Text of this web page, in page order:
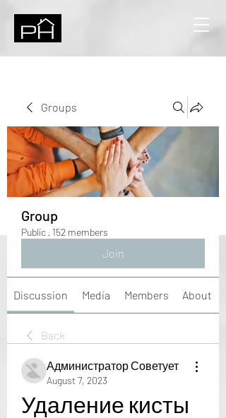
Groups
Group
Public · 152 members
Join
Discussion Media Members About
Back
Администратор Советует
August 7, 2023
Удаление кисты